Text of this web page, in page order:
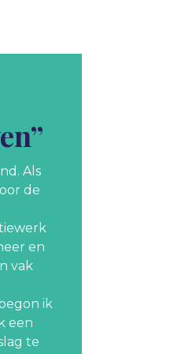
Als
de
en
vak
ik
een
te